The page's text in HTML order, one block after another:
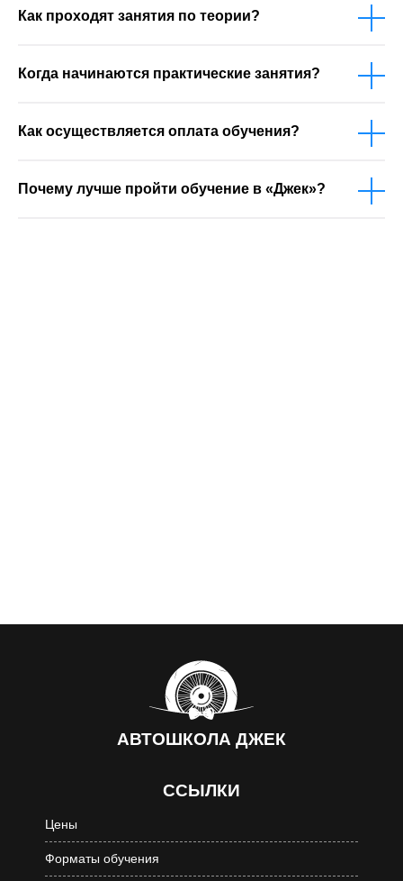
Как проходят занятия по теории?
Когда начинаются практические занятия?
Как осуществляется оплата обучения?
Почему лучше пройти обучение в «Джек»?
АВТОШКОЛА ДЖЕК
ССЫЛКИ
Цены
Форматы обучения